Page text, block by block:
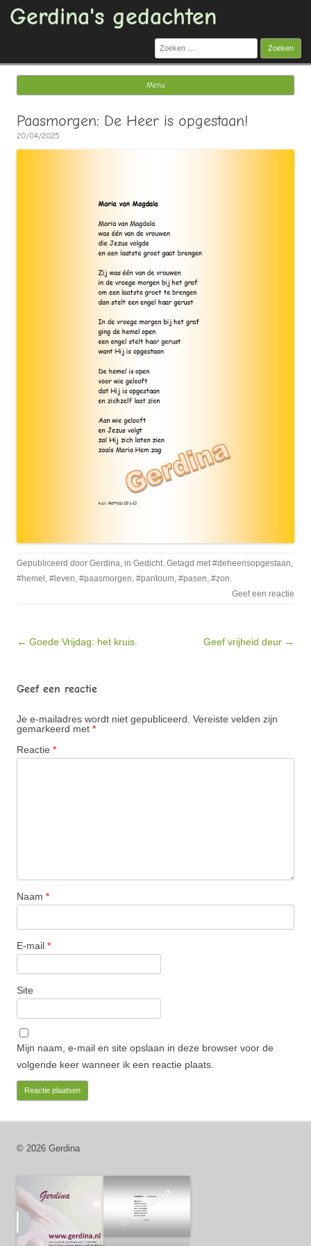
Gerdina's gedachten
Zoeken
naar:
Menu
Paasmorgen: De Heer is opgestaan!
20/04/2025
Gepubliceerd door Gerdina , in Gedicht . Getagd met #deheerisopgestaan
#hemel #leven #paasmorgen #pantoum #pasen #zon
Geef een reactie
Bericht navigatie
← Goede Vrijdag: het kruis. Geef vrijheid deur →
Geef een reactie
Je e-mailadres wordt niet gepubliceerd. Vereiste velden zijn
gemarkeerd met *
Reactie *
Naam *
E-mail *
Site
Mijn naam, e-mail en site opslaan in deze browser voor de
volgende keer wanneer ik een reactie plaats.
© 2026 Gerdina